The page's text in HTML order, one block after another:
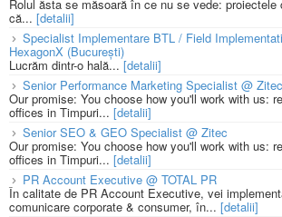
Rolul ăsta se măsoară în ce nu se vede: proiectele
că... [detalii]
Specialist Implementare BTL / Field
HexagonX (București)
Lucrăm dintr-o hală...[detalii]
Senior Performance Marketing Specialist @ Zitec
Our promise: You choose how you'll work with us:
offices in Timpuri... [detalii]
Senior SEO & GEO Specialist @ Zitec
Our promise: You choose how you'll work with us:
offices in Timpuri... [detalii]
PR Account Executive @ TOTAL PR
În calitate de PR Account Executive, vei
comunicare corporate & consumer, în... [detalii]